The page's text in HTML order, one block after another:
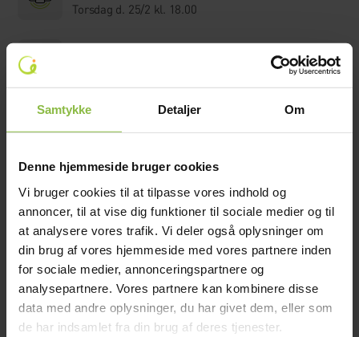
Samtykke Detaljer Om
Denne hjemmeside bruger cookies
Vi bruger cookies til at tilpasse vores indhold og
annoncer, til at vise dig funktioner til sociale medier og til
at analysere vores trafik. Vi deler også oplysninger om
din brug af vores hjemmeside med vores partnere inden
for sociale medier, annonceringspartnere og
analysepartnere. Vores partnere kan kombinere disse
data med andre oplysninger, du har givet dem, eller som
de har indsamlet fra din brug af deres tjenester.
Torsdag d. 25/2 kl. 18.00
April 2027
Rundvisning
Onsdag d. 21/4 kl. 18.00
Rundvisning
Onsdag d. 21/4 kl. 19.00
Maj 2027